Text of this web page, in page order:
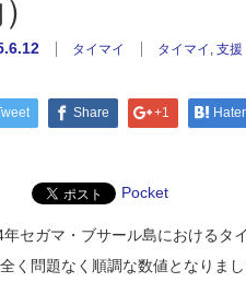
タイマイ タイマイ , 支援
Share +1
Pocket
年セガマ・ブサール島におけるタ
く問題なく順調な数値となりまし